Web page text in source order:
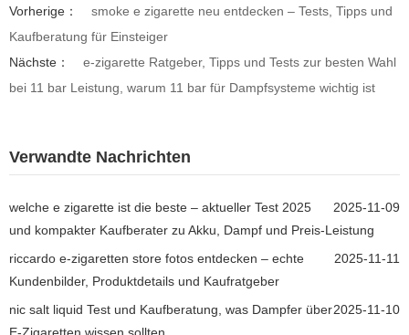
Vorherige：
smoke e zigarette neu entdecken – Tests, Tipps und
Kaufberatung für Einsteiger
Nächste：
e-zigarette Ratgeber, Tipps und Tests zur besten Wahl
bei 11 bar Leistung, warum 11 bar für Dampfsysteme wichtig ist
Verwandte Nachrichten
2025-11-09
welche e zigarette ist die beste – aktueller Test 2025
und kompakter Kaufberater zu Akku, Dampf und Preis-Leistung
2025-11-11
riccardo e-zigaretten store fotos entdecken – echte
Kundenbilder, Produktdetails und Kaufratgeber
2025-11-10
nic salt liquid Test und Kaufberatung, was Dampfer über